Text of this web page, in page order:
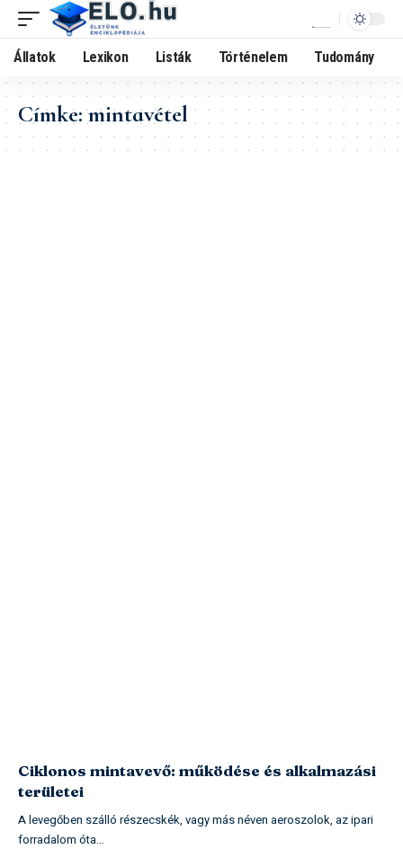
Állatok Lexikon Listák Történelem Tudomány
Címke:mintavétel
Ciklonos mintavevő: működése és alkalmazási
területei
A levegőben szálló részecskék, vagy más néven aeroszolok, az ipari
forradalom óta…